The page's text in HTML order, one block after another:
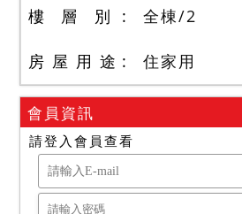
樓 層 別 全棟/2
房 屋 用 途 住家用
會員資訊
請登入會員查看